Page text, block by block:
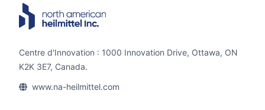
Centre d'Innovation : 1000 Innovation Drive, Ottawa, ON
K2K 3E7, Canada.
www.na-heilmittel.com